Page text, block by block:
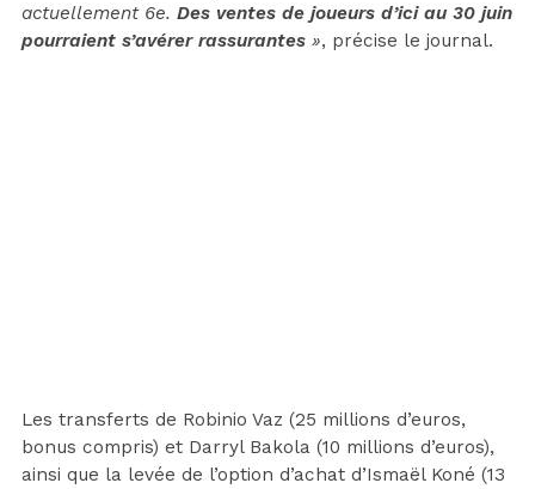
actuellement 6e. Des ventes de joueurs d’ici au 30 juin
pourraient s’avérer rassurantes », précise le journal.
Les transferts de Robinio Vaz (25 millions d’euros,
bonus compris) et Darryl Bakola (10 millions d’euros),
ainsi que la levée de l’option d’achat d’Ismaël Koné (13